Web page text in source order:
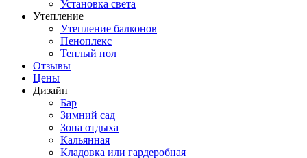
Установка света
Утепление
Утепление балконов
Пеноплекс
Теплый пол
Отзывы
Цены
Дизайн
Бар
Зимний сад
Зона отдыха
Кальянная
Кладовка или гардеробная